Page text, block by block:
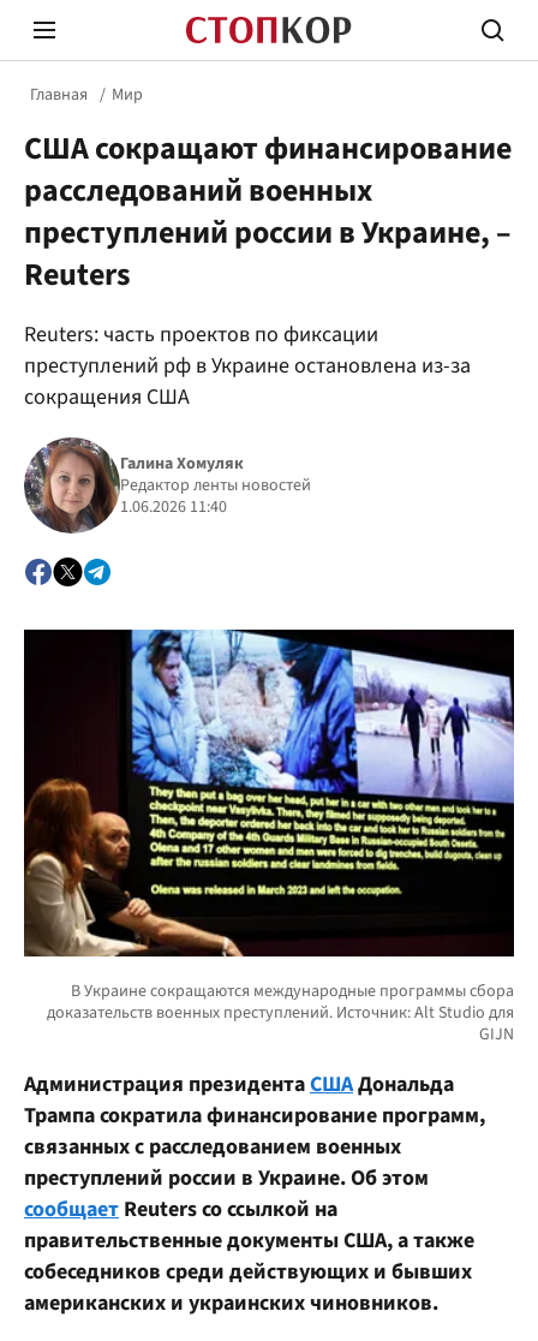
Стоп Политической Коррупции
Политика
Главная Мир
США сокращают финансирование
расследований военных
преступлений россии в Украине, –
Reuters
Reuters: часть проектов по фиксации
преступлений рф в Украине остановлена из-за
сокращения США
Галина Хомуляк
Редактор ленты новостей
1.06.2026 11:40
Администрация президентаСШАДональда
Трампа сократила финансирование программ,
связанных с расследованием военных
преступлений россии в Украине. Об этом
сообщает Reuters со ссылкой на
правительственные документы США, а также
собеседников среди действующих и бывших
американских и украинских чиновников.